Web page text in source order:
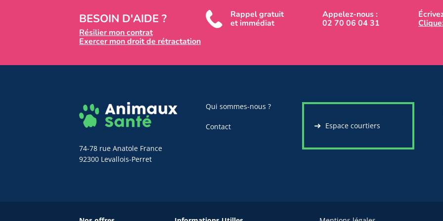
BESOIN D'AIDE ?
Rappel gratuit
et immédiat
Appelez-nous :
02 70 06 04 31
Résilier mon contrat
Exercer mon droit de rétractation
74-78 rue Anatole France
92300 Levallois-Perret
Qui sommes-nous ?
Contact Espace courtiers